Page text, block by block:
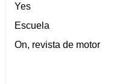
Yes
Escuela
On, revista de motor